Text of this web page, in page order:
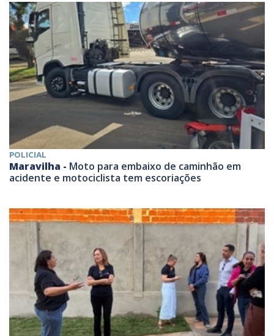
POLICIAL
Maravilha - Moto para embaixo de caminhão em
acidente e motociclista tem escoriações